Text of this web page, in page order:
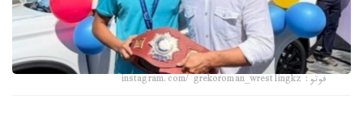
فوتو: instagram.com/ grekoroman_wrestlingkz